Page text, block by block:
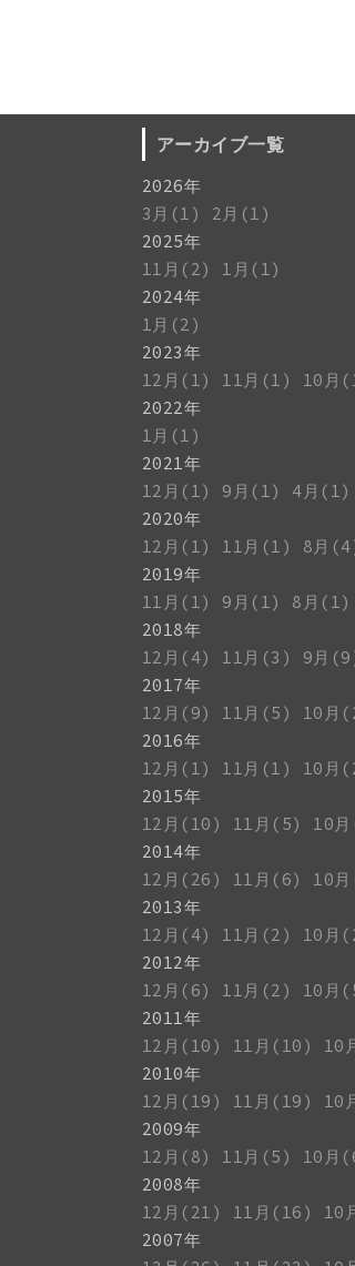
アーカイブ一覧
2026年
3月(1)
2月(1)
2025年
11月(2)
1月(1)
2024年
1月(2)
2023年
12月(1)
11月(1) 10月
2022年
1月(1)
2021年
12月(1)
9月(1) 4月(1)
2020年
12月(1)
11月(1) 8月
2019年
11月(1)
9月(1) 8月(1)
2018年
12月(4)
11月(3) 9月
2017年
12月(9)
11月(5) 10月
2016年
12月(1)
11月(1) 10月
2015年
12月(10)
11月(5) 10
2014年
12月(26)
11月(6) 10
2013年
12月(4)
11月(2) 10月
2012年
12月(6)
11月(2) 10月
2011年
12月(10)
11月(10) 10
2010年
12月(19)
11月(19) 10
2009年
12月(8)
11月(5) 10月
2008年
12月(21)
11月(16) 10
2007年